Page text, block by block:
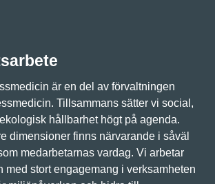
är en del av förvaltningen
Tillsammans sätter vi social,
hållbarhet högt på agenda.
dimensioner finns närvarande i såväl
medarbetarnas vardag. Vi arbetar
med stort engagemang i verksamheten